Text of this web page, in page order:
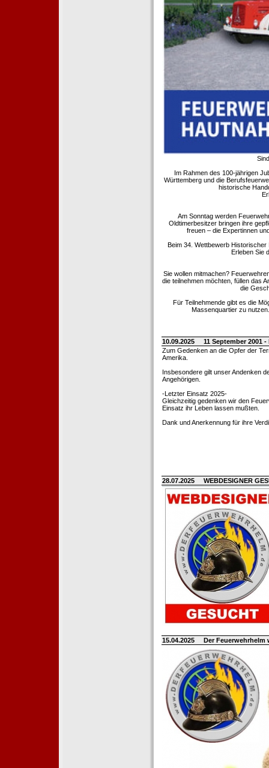
Im Rahmen des 100-jährigen
Württemberg und die
historische
Am Sonntag werden
Oldtimerbesitzer bringen ihre
freuen – die Expertinnen
Beim 34. Wettbewerb
Erleben Sie
Sie wollen mitmachen?
die teilnehmen möchten, füllen das
die
Für Teilnehmende gibt es die
Massenquartier zu
10.09.2025
11 September 2001
Zum Gedenken an die Opfer der
Amerika.
Insbesondere gilt unser Andenken
Angehörigen.
-Letzter Einsatz 2025-
Gleichzeitig gedenken wir den
Einsatz ihr Leben lassen mußten.
Dank und Anerkennung für ihre
28.07.2025 WEBDESIGNER
15.04.2025 Der